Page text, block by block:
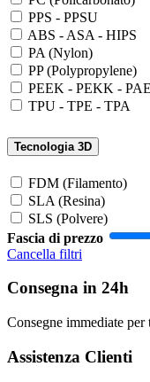
PPS - PPSU
ABS - ASA - HIPS
PA (Nylon)
PP (Polypropylene)
PEEK - PEKK -
TPU - TPE - TPA
Tecnologia 3D
FDM (Filamento)
SLA (Resina)
SLS (Polvere)
Fascia di prezzo
Cancella filtri
Consegna in 24h
Consegne immediate
Assistenza Clienti